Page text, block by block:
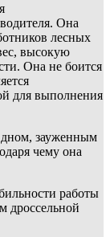
Она
лесных
высокую
Она не боится
для выполнения
дном, зауженным
чему она
работы
дроссельной